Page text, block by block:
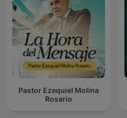
Pastor Ezequiel Molina
Rosario